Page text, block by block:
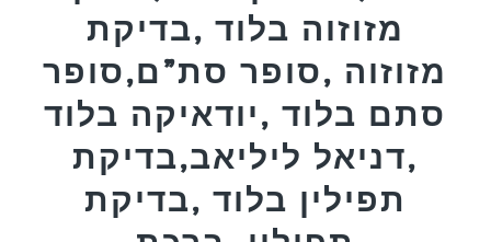
מזוזוה בלוד ,בדיקת
מזוזוה ,סופר סת”ם,סופר
סתם בלוד ,יודאיקה בלוד
,דניאל ליליאב,בדיקת
תפילין בלוד ,בדיקת